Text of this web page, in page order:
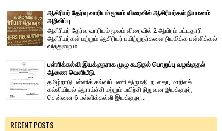
ஆசிரியர் தேர்வு வாரியம் மூலம் விரைவில் ஆசிரியர்கள் நியமனம்
அறிவிப்பு
ஆசிரியர் தேர்வு வாரி​யம் மூலம் விரை​வில் 2 ஆயிரம் பட்​ட​தாரி
ஆசிரியர்​கள் மற்​றும் ஆசிரியர் பயிற்றுநர்​களை நியமிக்க பள்​ளிக்​கல்​
வித்​துறை ம...
பள்ளிக்கல்வி இயக்குநராக முழு கூடுதல் பொறுப்பு வழங்குதல்
ஆணை வெளியீடு.
தமிழ்நாடு பள்ளிக் கல்விப் பணி திருமதி. ந. லதா, மாநிலக்
கல்வியியல் ஆராய்ச்சி மற்றும் பயிற்சி நிறுவன இயக்குநர்,
சென்னை 6 பள்ளிக்கல்வி இயக்குநர...
RECENT POSTS